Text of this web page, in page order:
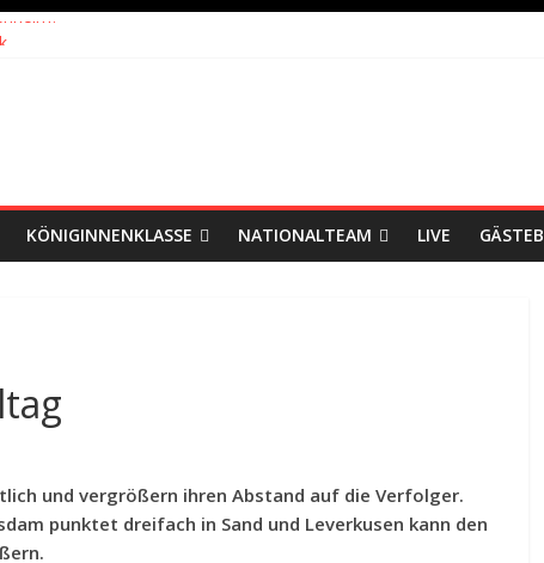
Köln geht mit Jena in Liga zwei
KÖNIGINNENKLASSE NATIONALTEAM LIVE
und vergrößern ihren Abstand auf die Verfolger.
punktet dreifach in Sand und Leverkusen kann den